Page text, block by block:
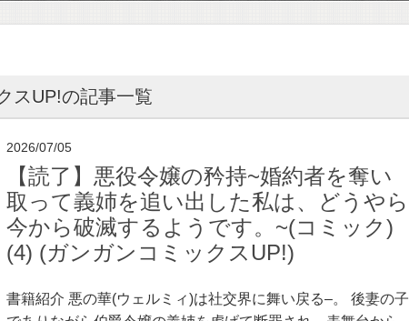
スUP!の記事一覧
2026/07/05
【読了】悪役令嬢の矜持~婚約者を奪い
取って義姉を追い出した私は、どうやら
今から破滅するようです。~(コミック)
(4) (ガンガンコミックスUP!)
書籍紹介 悪の華(ウェルミィ)は社交界に舞い戻る–。 後妻の子